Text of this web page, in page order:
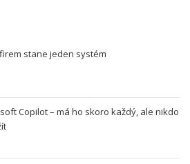
stane jeden systém
Copilot – má ho skoro každý, ale nikdo